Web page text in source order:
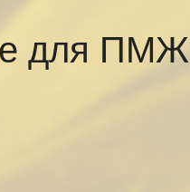
для ПМЖ